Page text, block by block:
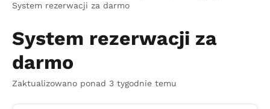
System rezerwacji za darmo
System rezerwacji za
darmo
Zaktualizowano ponad 3 tygodnie temu